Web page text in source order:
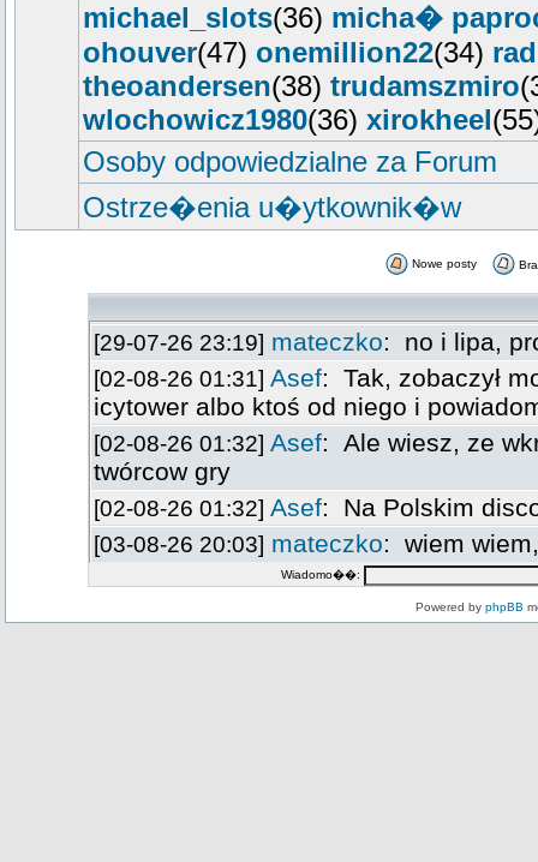
michael_slots(36) micha�
ohouver(47) onemillion22(34)
theoandersen(38) trudamszmiro
wlochowicz1980(36) xirokheel
Osoby odpowiedzialne za Forum
Ostrze�enia u�ytkownik�w
Nowe posty
Wiadomo��:
Powered by phpBB